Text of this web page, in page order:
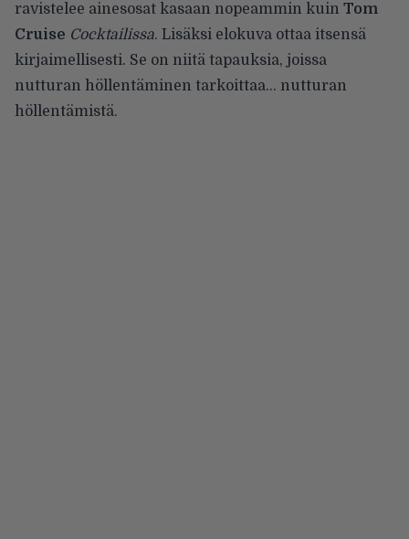
ravistelee ainesosat kasaan nopeammin kuin Tom
Cruise Cocktailissa. Lisäksi elokuva ottaa itsensä
kirjaimellisesti. Se on niitä tapauksia, joissa
nutturan höllentäminen tarkoittaa… nutturan
höllentämistä.